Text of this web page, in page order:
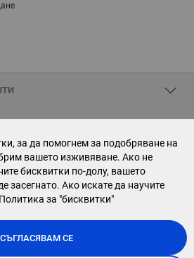
за да помогнем за подобряване на
вашето изживяване. Ако не
бисквитки по-долу, вашето
засегнато. Ако искате да научите
Политика за "бисквитки"
СЪГЛАСЯВАМ СЕ